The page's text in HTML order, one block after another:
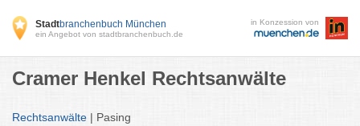
Stadtbranchenbuch München
ein Angebot von stadtbranchenbuch.de
in Konzession von
Cramer Henkel Rechtsanwälte
Rechtsanwälte | Pasing